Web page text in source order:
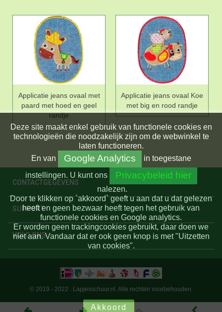
Applicatie jeans ovaal met
paard met hoed en geel
randje
Applicatie jeans ovaal Koe
met big en rood randje
CONTACTGEGEVENS
SUPPORT
VOLG ONS
Deze site maakt enkel gebruik van functionele cookies en
technologieën die noodzakelijk zijn om de webwinkel te
laten functioneren.
En van Google Analytics
in toegestane
instellingen. U kunt ons Privacybeleid hier
nalezen.
Door te klikken op `akkoord` geeft u aan dat u dat gelezen
heeft en geen bezwaar heeft tegen het gebruik van
functionele cookies en Google analytics.
Er worden geen trackingcookies gebruikt, daar doen we
niet aan. Vandaar dat er ook geen knop is met "Uitzetten
van cookies".
Akkoord
© 2019 - 2022 . Lapjesschuur.nl. Alle rechten voorbehouden.